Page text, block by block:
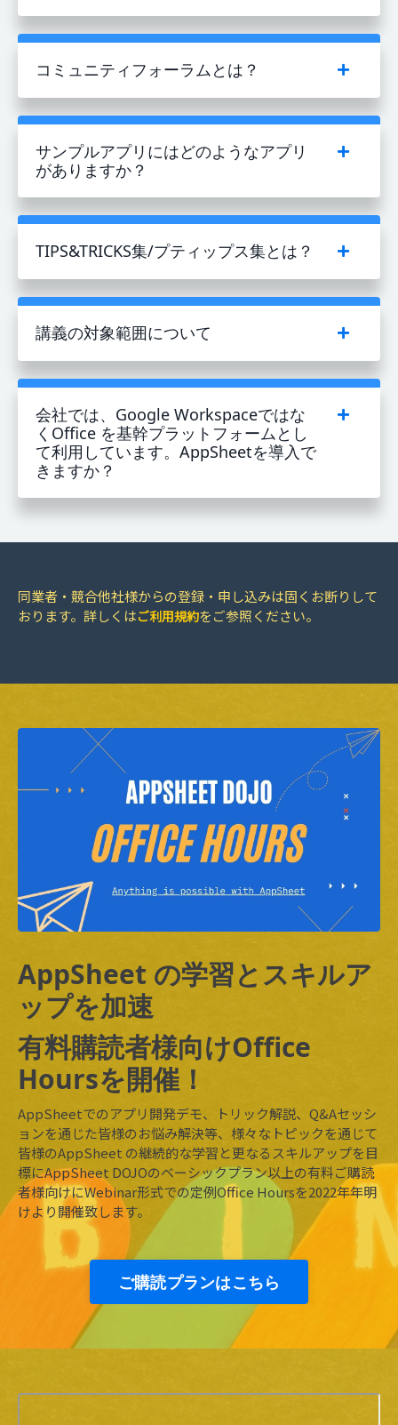
コミュニティフォーラムとは？
サンプルアプリにはどのようなアプリ
がありますか？
TIPS&TRICKS集/プティップス集とは？
講義の対象範囲について
会社では、Google Workspaceではな
くOffice を基幹プラットフォームとし
て利用しています。AppSheetを導入で
きますか？
同業者・競合他社様からの登録・申し込みは固くお断りして
おります。詳しくはご利用規約をご参照ください。
AppSheet の学習とスキルア
ップを加速
有料購読者様向けOffice
Hoursを開催！
AppSheetでのアプリ開発デモ、トリック解説、Q&Aセッシ
ョンを通じた皆様のお悩み解決等、様々なトピックを通じて
皆様のAppSheet の継続的な学習と更なるスキルアップを目
標にAppSheet DOJOのベーシックプラン以上の有料ご購読
者様向けにWebinar形式での定例Office Hoursを2022年年明
けより開催致します。
ご購読プランはこちら